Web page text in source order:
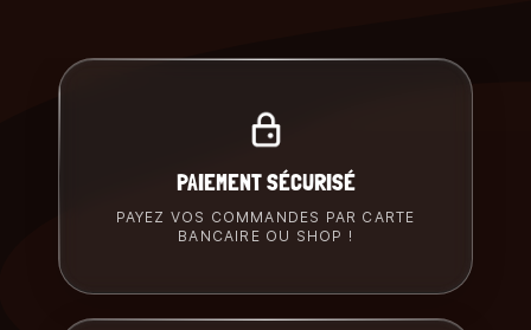
PAIEMENT SÉCURISÉ
PAYEZ VOS COMMANDES PAR CARTE
BANCAIRE OU SHOP !